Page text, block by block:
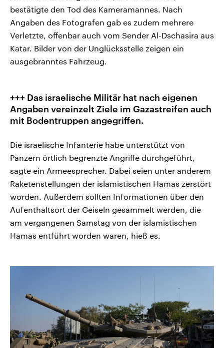
bestätigte den Tod des Kameramannes. Nach
Angaben des Fotografen gab es zudem mehrere
Verletzte, offenbar auch vom Sender Al-Dschasira aus
Katar. Bilder von der Unglücksstelle zeigen ein
ausgebranntes Fahrzeug.
+++ Das israelische Militär hat nach eigenen
Angaben vereinzelt Ziele im Gazastreifen auch
mit Bodentruppen angegriffen.
Die israelische Infanterie habe unterstützt von
Panzern örtlich begrenzte Angriffe durchgeführt,
sagte ein Armeesprecher. Dabei seien unter anderem
Raketenstellungen der islamistischen Hamas zerstört
worden. Außerdem sollten Informationen über den
Aufenthaltsort der Geiseln gesammelt werden, die
am vergangenen Samstag von der islamistischen
Hamas entführt worden waren, hieß es.